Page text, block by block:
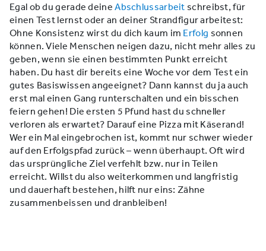
Egal ob du gerade deineAbschlussarbeit schreibst, für
einen Test lernst oder an deiner Strandfigur arbeitest:
Ohne Konsistenz wirst du dich kaum im Erfolg sonnen
können. Viele Menschen neigen dazu, nicht mehr alles zu
geben, wenn sie einen bestimmten Punkt erreicht
haben. Du hast dir bereits eine Woche vor dem Test ein
gutes Basiswissen angeeignet? Dann kannst du ja auch
erst mal einen Gang runterschalten und ein bisschen
feiern gehen! Die ersten 5 Pfund hast du schneller
verloren als erwartet? Darauf eine Pizza mit Käserand!
Wer ein Mal eingebrochen ist, kommt nur schwer wieder
auf den Erfolgspfad zurück – wenn überhaupt. Oft wird
das ursprüngliche Ziel verfehlt bzw. nur in Teilen
erreicht. Willst du also weiterkommen und langfristig
und dauerhaft bestehen, hilft nur eins: Zähne
zusammenbeissen und dranbleiben!